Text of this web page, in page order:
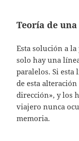
Teoría de
Esta solución a la
solo hay una
paralelos. Si esta
de esta
dirección», y los
viajero nunca
memoria.